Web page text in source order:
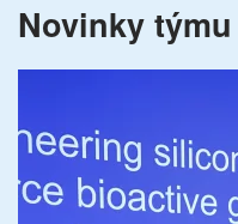
Novinky týmu